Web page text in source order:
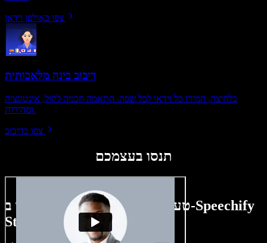
צפו באולפן וידאו
דיבוב בינה מלאכותית
בלחיצה, המירו כל וידאו לכל שפה. התאמה חכמה לקול, אינטונציה
ומהירות.
צפו בדיבוב
תנסו בעצמכם
טעימה קטנה ממה שתוכלו ליצור ב-Speechify
Studio.